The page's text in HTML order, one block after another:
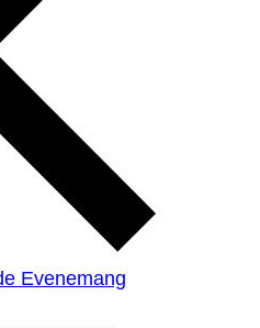
Evenemang